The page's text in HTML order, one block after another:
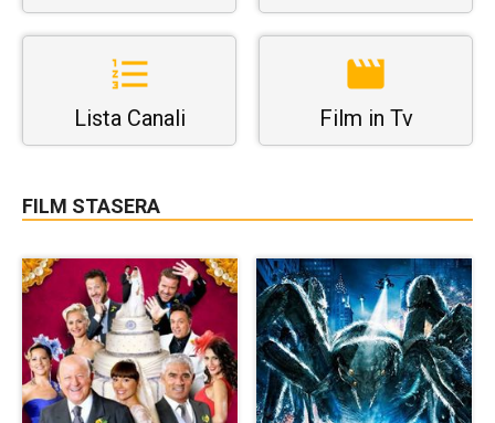
Lista Canali Film in Tv
FILM STASERA